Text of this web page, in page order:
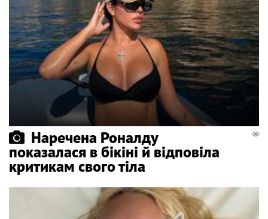
Наречена Роналду
показалася в бікіні й відповіла
критикам свого тіла